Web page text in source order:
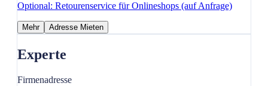
Optional: Retourenservice für Onlineshops (auf Anfrage)
Mehr Adresse Mieten
Experte
Firmenadresse